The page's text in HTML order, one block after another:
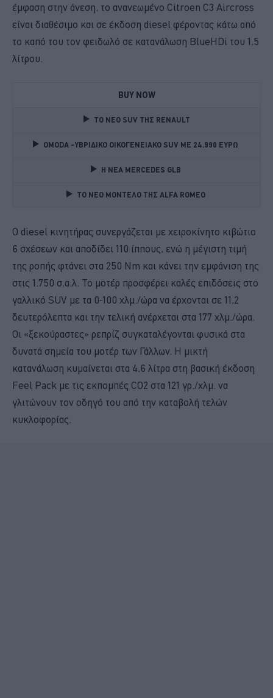
έμφαση στην άνεση, το ανανεωμένο Citroen C3 Aircross
είναι διαθέσιμο και σε έκδοση diesel φέροντας κάτω από
το καπό του τον φειδωλό σε κατανάλωση BlueHDi του 1,5
λίτρου.
BUY NOW
TO NEO SUV ΤΗΣ RENAULT
OMODA -ΥΒΡΙΔΙΚΟ ΟΙΚΟΓΕΝΕΙΑΚΟ SUV ME 24.990 ΕΥΡΩ
Η ΝΕΑ MERCEDES GLB
TO NEO MONTΕΛΟ ΤΗΣ ALFA ROMEO
Ο diesel κινητήρας συνεργάζεται με χειροκίνητο κιβώτιο
6 σχέσεων και αποδίδει 110 ίππους, ενώ η μέγιστη τιμή
της ροπής φτάνει στα 250 Nm και κάνει την εμφάνιση της
στις 1.750 σ.α.λ. Το μοτέρ προσφέρει καλές επιδόσεις στο
γαλλικό SUV με τα 0-100 χλμ./ώρα να έρχονται σε 11,2
δευτερόλεπτα και την τελική ανέρχεται στα 177 χλμ./ώρα.
Οι «ξεκούραστες» ρεπρίζ συγκαταλέγονται φυσικά στα
δυνατά σημεία του μοτέρ των Γάλλων. Η μικτή
κατανάλωση κυμαίνεται στα 4,6 λίτρα στη βασική έκδοση
Feel Pack με τις εκπομπές CO2 στα 121 γρ./χλμ. να
γλιτώνουν τον οδηγό του από την καταβολή τελών
κυκλοφορίας.